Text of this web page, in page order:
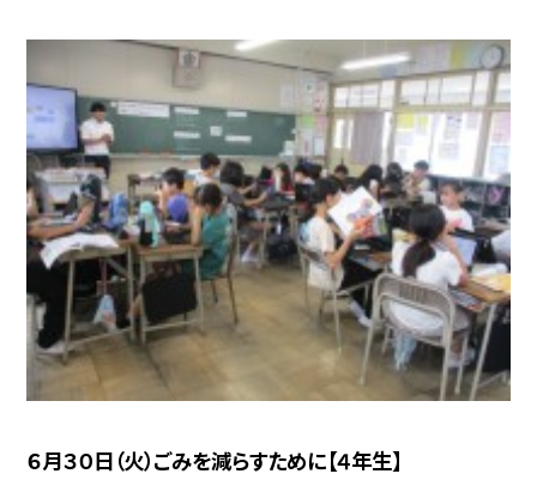
６月３０日（火）ごみを減らすために【４年生】